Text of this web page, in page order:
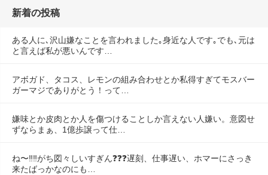
新着の投稿
ある人に､沢山嫌なことを言われました｡身近な人です｡でも､元は
と言えば私が悪いんです…
アボガド、タコス、レモンの組み合わせとか私得すぎてモスバー
ガーマジでありがとう！って…
嫌味とか皮肉とか人を傷つけることしか言えない人嫌い。意図せ
ずならまぁ、1億歩譲って仕…
ね〜‼️‼️がち図々しいすぎん❓❓❓遅刻、仕事遅い、ホマーにさっき
来たばっかなのにも…